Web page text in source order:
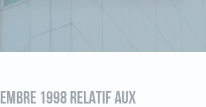
1998 RELATIF AUX